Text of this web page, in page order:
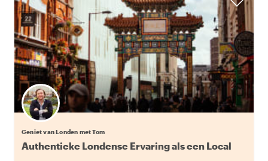
Geniet van Londen met Tom
Authentieke Londense Ervaring als een Local